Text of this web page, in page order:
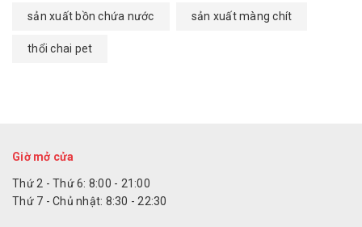
sản xuất bồn chứa nước sản xuất màng chít
thổi chai pet
Giờ mở cửa
Thứ 2 - Thứ 6: 8:00 - 21:00
Thứ 7 - Chủ nhật: 8:30 - 22:30